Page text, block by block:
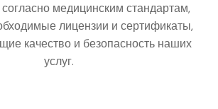
медицинским стандартам,
лицензии и сертификаты,
качество и безопасность наших
услуг.